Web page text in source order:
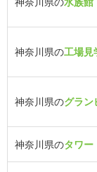
神奈川県の工場見
神奈川県のグラン
神奈川県のタワー